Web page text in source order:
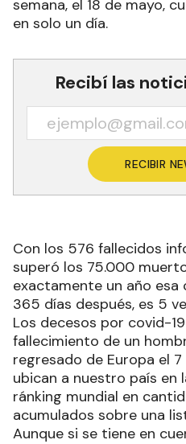
semana, el 18 de mayo,
en solo un día.
Recibí las
RECIBIR
Con los 576 fallecidos
superó los 75.000
exactamente un año esa
365 días después, es 5
Los decesos por covid-
fallecimiento de un
regresado de Europa el
ubican a nuestro país en
ránking mundial en
acumulados sobre una
Aunque si se tiene en